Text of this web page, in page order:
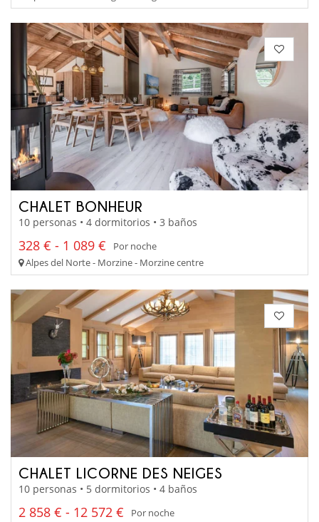
CHALET BONHEUR
10 personas • 4 dormitorios • 3 baños
328 € - 1 089 €
Por noche
Alpes del Norte - Morzine - Morzine centre
CHALET LICORNE DES NEIGES
10 personas • 5 dormitorios • 4 baños
2 858 € - 12 572 €
Por noche